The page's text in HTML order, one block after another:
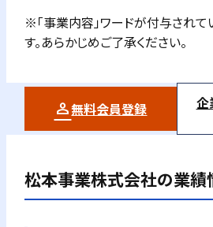
※「事業内容」ワードが付与され
す。あらかじめご了承ください。
無料会員登録 企
松本事業株式会社の業績